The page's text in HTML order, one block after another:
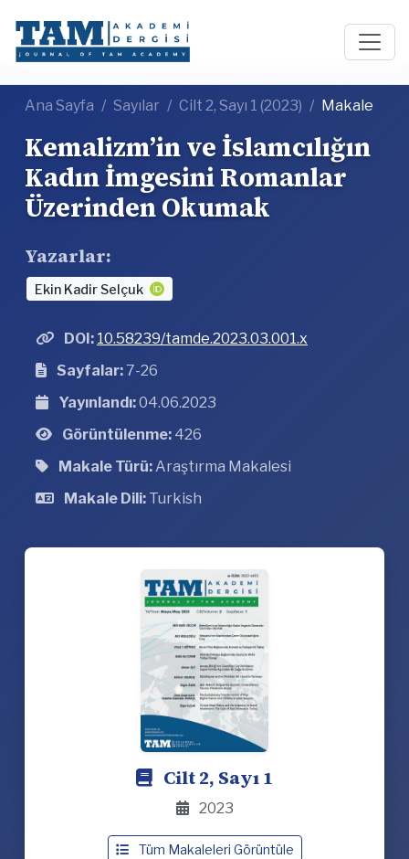
Ana Sayfa Sayılar Cilt 2, Sayı 1 (2023) Makale
Kemalizm’in ve İslamcılığın
Kadın İmgesini Romanlar
Üzerinden Okumak
Yazarlar:
Ekin Kadir Selçuk
DOI: 10.58239/tamde.2023.03.001.x
Sayfalar:7-26
Yayınlandı:04.06.2023
Görüntülenme: 426
Makale Türü:Araştırma Makalesi
Makale Dili: Turkish
Cilt 2, Sayı 1
2023
Tüm Makaleleri Görüntüle